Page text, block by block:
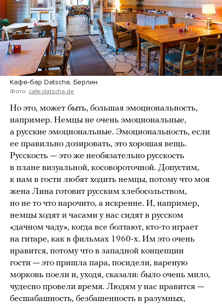
Кафе-бар Datscha, Берлин
Фото: cafe-datscha.de
Но это, может быть, большая эмоциональность,
например. Немцы не очень эмоциональные,
а русские эмоциональные. Эмоциональность, если
ее правильно дозировать, это хорошая вещь.
Русскость — это же необязательно русскость
в плане визуальной, косовороточной. Допустим,
к нам в гости любят ходить немцы, потому что моя
жена Лина готовит русским хлебосольством,
но не то что нарочито, а искренне. И, например,
немцы ходят и часами у нас сидят в русском
«дачном чаду», когда все болтают, кто-то играет
на гитаре, как в фильмах 1960-х. Им это очень
нравится, потому что в западной концепции
гости — это пришла пара, посидели, вареную
морковь поели и, уходя, сказали: было очень мило,
чудесно провели время. Людям у нас нравится —
бесшабашность, безбашенность в разумных,